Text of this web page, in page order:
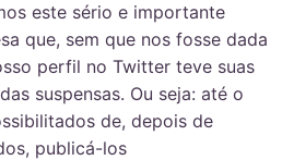
este sério e importante
que, sem que nos fosse dada
perfil no Twitter teve suas
suspensas. Ou seja: até o
de, depois de
publicá-los